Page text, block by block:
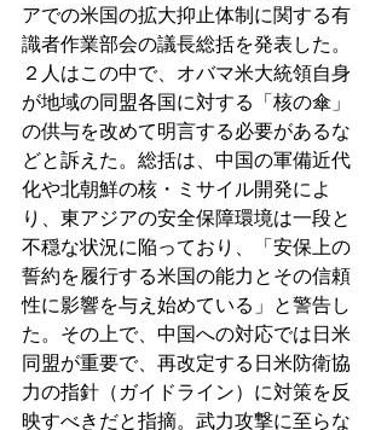
アでの米国の拡大抑止体制に関する有
識者作業部会の議長総括を発表した。
２人はこの中で、オバマ米大統領自身
が地域の同盟各国に対する「核の傘」
の供与を改めて明言する必要があるな
どと訴えた。総括は、中国の軍備近代
化や北朝鮮の核・ミサイル開発によ
り、東アジアの安全保障環境は一段と
不穏な状況に陥っており、「安保上の
誓約を履行する米国の能力とその信頼
性に影響を与え始めている」と警告し
た。その上で、中国への対応では日米
同盟が重要で、再改定する日米防衛協
力の指針（ガイドライン）に対策を反
映すべきだと指摘。武力攻撃に至らな